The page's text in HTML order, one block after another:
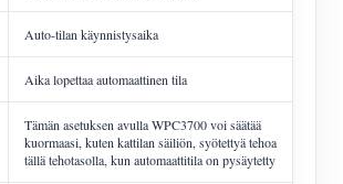
Auto-tilan käynnistysaika
Aika lopettaa automaattinen tila
Tämän asetuksen avulla WPC3700 voi säätää
kuormaasi, kuten kattilan säiliön, syötettyä tehoa
tällä tehotasolla, kun automaattitila on pysäytetty